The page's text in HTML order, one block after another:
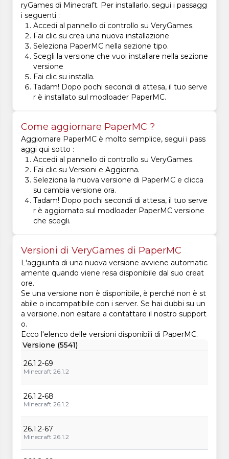
ryGames di Minecraft. Per installarlo, segui i passagg
i seguenti :
Accedi al pannello di controllo su VeryGames.
Fai clic su crea una nuova installazione
Seleziona PaperMC nella sezione tipo.
Scegli la versione che vuoi installare nella sezione
versione
Fai clic su installa.
Tadam! Dopo pochi secondi di attesa, il tuo serve
r è installato sul modloader PaperMC.
Come aggiornare PaperMC ?
Aggiornare PaperMC è molto semplice, segui i pass
aggi qui sotto :
Accedi al pannello di controllo su VeryGames.
Fai clic su Versioni e Aggiorna.
Seleziona la nuova versione di PaperMC e clicca
su cambia versione ora.
Tadam! Dopo pochi secondi di attesa, il tuo serve
r è aggiornato sul modloader PaperMC versione
che scegli.
Versioni di VeryGames di PaperMC
L'aggiunta di una nuova versione avviene automatic
amente quando viene resa disponibile dal suo creat
ore.
Se una versione non è disponibile, è perché non è st
abile o incompatibile con i server. Se hai dubbi su un
a versione, non esitare a contattare il nostro support
o.
Ecco l'elenco delle versioni disponibili di PaperMC.
Versione (5541)
26.1.2-69
Minecraft 26.1.2
26.1.2-68
Minecraft 26.1.2
26.1.2-67
Minecraft 26.1.2